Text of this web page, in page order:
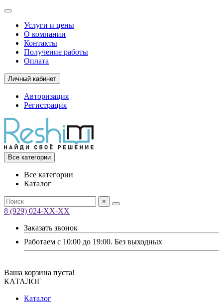
Услуги и цены
О компании
Контакты
Получение работы
Оплата
Личный кабинет
Авторизация
Регистрация
Все категории
Все категории
Каталог
×
8 (929) 024-ХХ-ХХ
Заказать звонок
Работаем с 10:00 до 19:00. Без выходных
Ваша корзина пуста!
КАТАЛОГ
Каталог